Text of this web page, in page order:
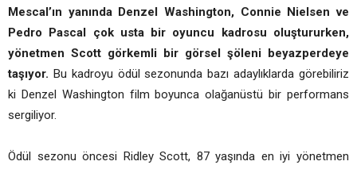
Mescal’ın yanında Denzel Washington, Connie Nielsen ve
Pedro Pascal çok usta bir oyuncu kadrosu oluştururken,
yönetmen Scott görkemli bir görsel şöleni beyazperdeye
taşıyor. Bu kadroyu ödül sezonunda bazı adaylıklarda görebiliriz
ki Denzel Washington film boyunca olağanüstü bir performans
sergiliyor.
Ödül sezonu öncesi Ridley Scott, 87 yaşında en iyi yönetmen